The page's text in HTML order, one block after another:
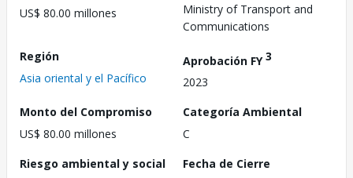
US$ 80.00 millones
Ministry of Transport and
Communications
Región
Asia oriental y el Pacífico
Aprobación FY3
2023
Monto del Compromiso
US$ 80.00 millones
Categoría Ambiental
C
Riesgo ambiental y social
Fecha de Cierre